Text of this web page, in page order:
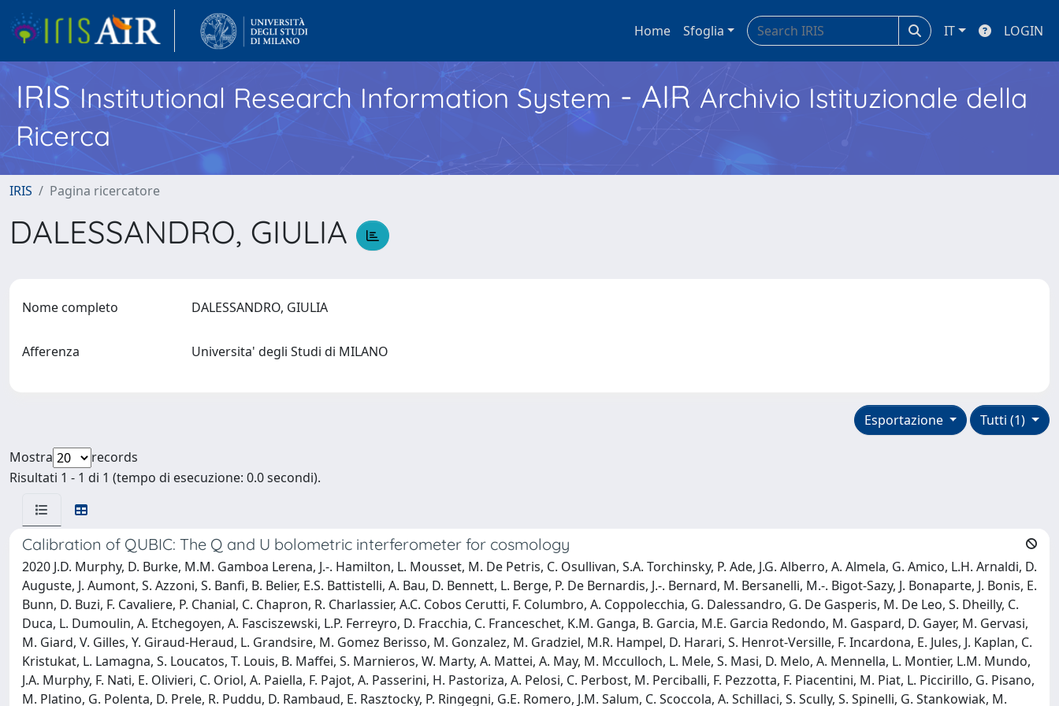
Home Sfoglia IT LOGIN
IRISInstitutional Research Information System - AIR Archivio Istituzionale della
Ricerca
IRIS Pagina ricercatore
DALESSANDRO, GIULIA
Nome completo DALESSANDRO, GIULIA
Afferenza Universita' degli Studi di MILANO
Tutti (1)
Esportazione
Mostra
records
Risultati 1 - 1 di 1 (tempo di esecuzione: 0.0 secondi).
Calibration of QUBIC: The Q and U bolometric interferometer for cosmology
2020 J.D. Murphy, D. Burke, M.M. Gamboa Lerena, J.-. Hamilton, L. Mousset, M. De Petris, C. Osullivan, S.A. Torchinsky, P. Ade, J.G. Alberro, A. Almela, G. Amico, L.H. Arnaldi, D.
Auguste, J. Aumont, S. Azzoni, S. Banfi, B. Belier, E.S. Battistelli, A. Bau, D. Bennett, L. Berge, P. De Bernardis, J.-. Bernard, M. Bersanelli, M.-. Bigot-Sazy, J. Bonaparte, J. Bonis, E.
Bunn, D. Buzi, F. Cavaliere, P. Chanial, C. Chapron, R. Charlassier, A.C. Cobos Cerutti, F. Columbro, A. Coppolecchia, G. Dalessandro, G. De Gasperis, M. De Leo, S. Dheilly, C.
Duca, L. Dumoulin, A. Etchegoyen, A. Fasciszewski, L.P. Ferreyro, D. Fracchia, C. Franceschet, K.M. Ganga, B. Garcia, M.E. Garcia Redondo, M. Gaspard, D. Gayer, M. Gervasi,
M. Giard, V. Gilles, Y. Giraud-Heraud, L. Grandsire, M. Gomez Berisso, M. Gonzalez, M. Gradziel, M.R. Hampel, D. Harari, S. Henrot-Versille, F. Incardona, E. Jules, J. Kaplan, C.
Kristukat, L. Lamagna, S. Loucatos, T. Louis, B. Maffei, S. Marnieros, W. Marty, A. Mattei, A. May, M. Mcculloch, L. Mele, S. Masi, D. Melo, A. Mennella, L. Montier, L.M. Mundo,
J.A. Murphy, F. Nati, E. Olivieri, C. Oriol, A. Paiella, F. Pajot, A. Passerini, H. Pastoriza, A. Pelosi, C. Perbost, M. Perciballi, F. Pezzotta, F. Piacentini, M. Piat, L. Piccirillo, G. Pisano,
M. Platino, G. Polenta, D. Prele, R. Puddu, D. Rambaud, E. Rasztocky, P. Ringegni, G.E. Romero, J.M. Salum, C. Scoccola, A. Schillaci, S. Scully, S. Spinelli, G. Stankowiak, M.